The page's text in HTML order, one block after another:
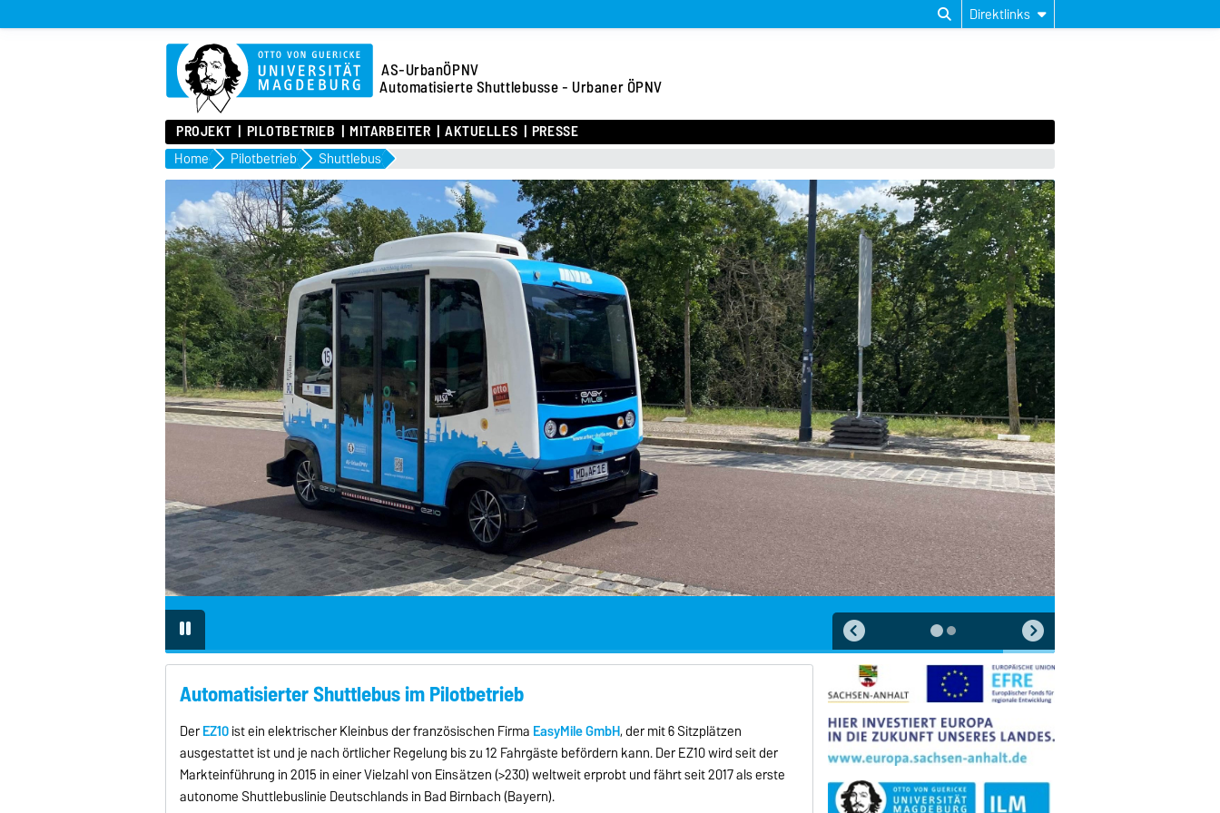
Direktlinks
AS-UrbanÖPNV
Automatisierte Shuttlebusse - Urbaner ÖPNV
PROJEKT PILOTBETRIEB MITARBEITER AKTUELLES PRESSE
Home Pilotbetrieb Shuttlebus
…
Automatisierter Shuttlebus im Pilotbetrieb
DerEZ10ist ein elektrischer Kleinbus der französischen Firma EasyMile GmbH, der mit 6 Sitzplätzen
ausgestattet ist und je nach örtlicher Regelung bis zu 12 Fahrgäste befördern kann. Der EZ10 wird seit der
Markteinführung in 2015 in einer Vielzahl von Einsätzen (>230) weltweit erprobt und fährt seit 2017 als erste
autonome Shuttlebuslinie Deutschlands in Bad Birnbach (Bayern).